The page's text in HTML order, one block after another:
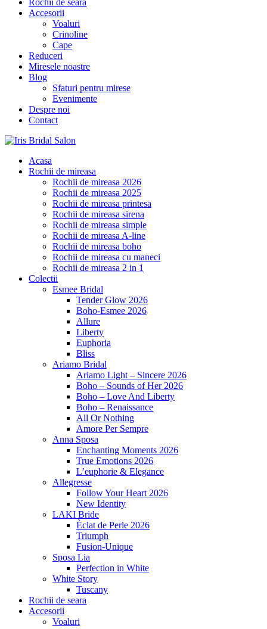
Rochii de seara
Accesorii
Voaluri
Crinoline
Cape
Reduceri
Miresele noastre
Blog
Sfaturi pentru mirese
Evenimente
Despre noi
Contact
Acasa
Rochii de mireasa
Rochii de mireasa 2026
Rochii de mireasa 2025
Rochii de mireasa printesa
Rochii de mireasa sirena
Rochii de mireasa simple
Rochii de mireasa A-line
Rochii de mireasa boho
Rochii de mireasa cu maneci
Rochii de mireasa 2 in 1
Colectii
Esmee Bridal
Tender Glow 2026
Boho-Esmee 2026
Allure
Liberty
Euphoria
Bliss
Ariamo Bridal
Ariamo Light – Sincere 2026
Boho – Sounds of Her 2026
Boho – Love And Liberty
Boho – Renaissance
All Or Nothing
Amore Per Sempre
Anna Sposa
Enchanting Moments 2026
True Emotions 2026
L’euphorie & Elegance
Allegresse
Follow Your Heart 2026
New Identity
LAKI Bride
Èclat de Perle 2026
Triumph
Fusion-Unique
Sposa Lia
Perfection in White
White Story
Tuscany
Rochii de seara
Accesorii
Voaluri